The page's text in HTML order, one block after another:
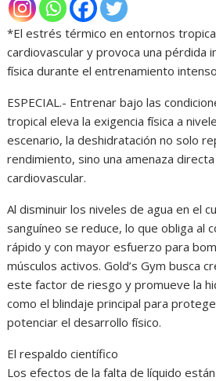
*El estrés térmico en entornos
cardiovascular y provoca una pérdida
física durante el entrenamiento
ESPECIAL.- Entrenar bajo las
tropical eleva la exigencia física a
escenario, la deshidratación no solo
rendimiento, sino una amenaza
cardiovascular.
Al disminuir los niveles de agua en el
sanguíneo se reduce, lo que obliga al
rápido y con mayor esfuerzo para
músculos activos. Gold’s Gym busca
este factor de riesgo y promueve la
como el blindaje principal para
potenciar el desarrollo físico.
El respaldo científico
Los efectos de la falta de líquido